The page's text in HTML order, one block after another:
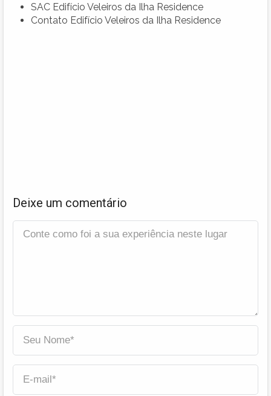
SAC Edifício Veleiros da Ilha Residence
Contato Edifício Veleiros da Ilha Residence
Deixe um comentário